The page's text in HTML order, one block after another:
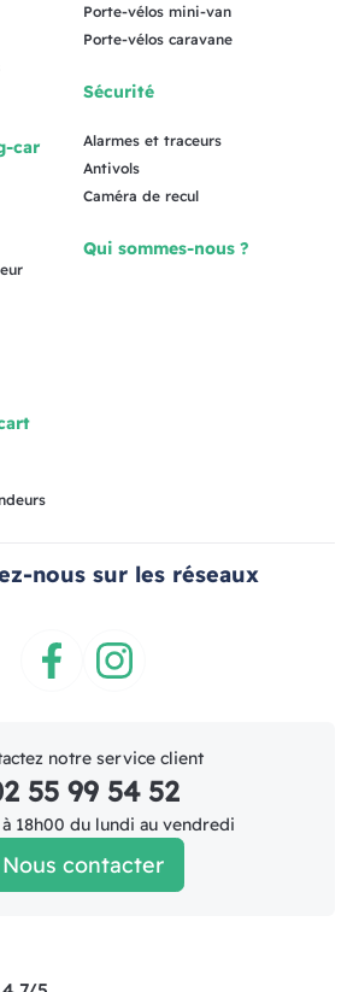
car
Porte-vélos mini-van
Porte-vélos caravane
Sécurité
Alarmes et traceurs
Antivols
Caméra de recul
Qui sommes-nous ?
nous sur les réseaux
notre service client
55 99 54 52
18h00 du lundi au vendredi
Nous contacter